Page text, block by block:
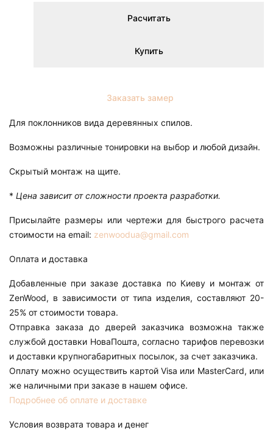
Расчитать
Купить
Заказать замер
Для поклонников вида деревянных спилов.
Возможны различные тонировки на выбор и любой дизайн.
Скрытый монтаж на щите.
* Цена зависит от сложности проекта разработки.
Присылайте размеры или чертежи для быстрого расчета
стоимости на email: zenwoodua@gmail.com
Оплата и доставка
Добавленные при заказе доставка по Киеву и монтаж от
ZenWood, в зависимости от типа изделия, составляют 20-
25% от стоимости товара.
Отправка заказа до дверей заказчика возможна также
службой доставки НоваПошта, согласно тарифов перевозки
и доставки крупногабаритных посылок, за счет заказчика.
Оплату можно осуществить картой Visa или MasterCard, или
же наличными при заказе в нашем офисе.
Подробнее об оплате и доставке
Условия возврата товара и денег